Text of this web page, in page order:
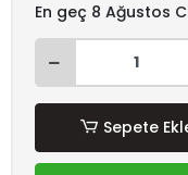
En geç 8 Ağustos
Sepete